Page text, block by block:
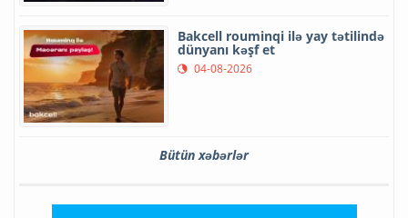
Bakcell rouminqi ilə yay tətilində
dünyanı kəşf et
04-08-2026
Bütün xəbərlər